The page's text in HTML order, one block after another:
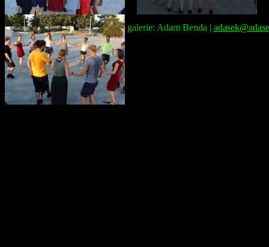
Správce galerie: Adam Benda |